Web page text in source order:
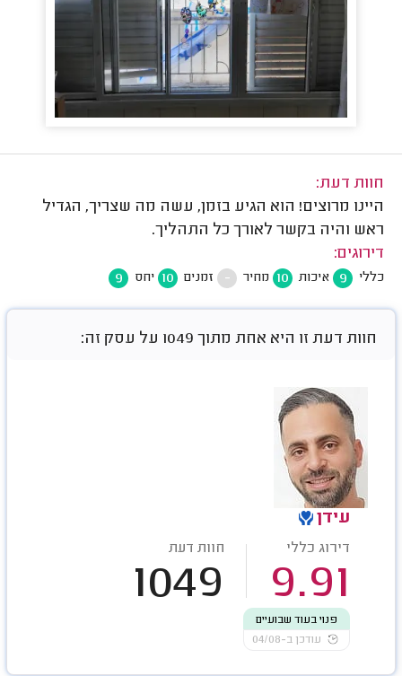
חוות דעת:
היינו מרוצים! הוא הגיע בזמן, עשה מה שצריך, הגדיל
ראש והיה בקשר לאורך כל התהליך.
דירוגים:
כללי 9 איכות 10 מחיר - זמנים 10 יחס 9
חוות דעת זו היא אחת מתוך 1049 על עסק זה:
עידן
דירוג כללי
9.91
חוות דעת
1049
פנוי בעוד שבועיים
עודכן ב-04/08